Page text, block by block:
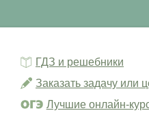
ГДЗ и решебники
Заказать задачу или
Лучшие онлайн-